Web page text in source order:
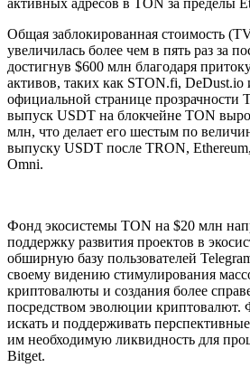
активных адресов в TON за пределы
Общая заблокированная стоимость
увеличилась более чем в пять раз за
достигнув $600 млн благодаря
активов, таких как STON.fi,
официальной странице прозрачности
выпуск USDT на блокчейне TON
млн, что делает его шестым по
выпуску USDT после TRON,
Omni.
Фонд экосистемы TON на $20 млн
поддержку развития проектов в
обширную базу пользователей
своему видению стимулирования
криптовалюты и создания более
посредством эволюции криптовалют.
искать и поддерживать
им необходимую ликвидность для
Bitget.